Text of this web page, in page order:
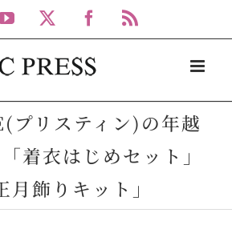
YouTube Facebook
リスティン)の年越
着衣はじめセット」
月飾りキット」